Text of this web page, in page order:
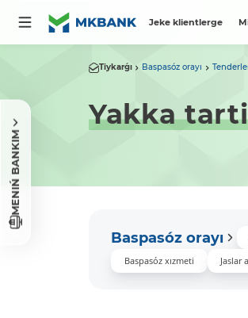
Jeke klientlerge
MENIŃ BANKIM
Tiykarǵı Baspasóz orayı
Yakka
Baspasóz orayı
Baspasóz xızmeti
Jaslar